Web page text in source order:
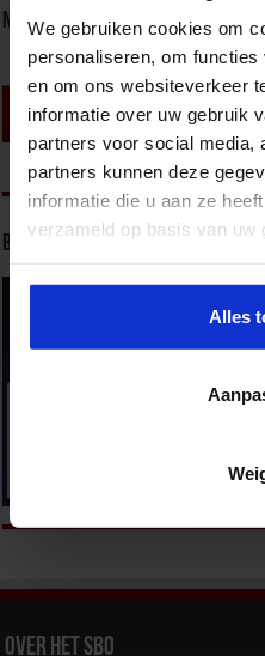
We gebruiken cookies om
personaliseren, om
en om ons websiteverkeer
informatie over uw gebruik
partners voor social media,
partners kunnen deze
informatie die u aan ze
verzameld op basis van uw
Alles
Nieuwsbrief
Bekijk onze opleidingen
Over het SBO